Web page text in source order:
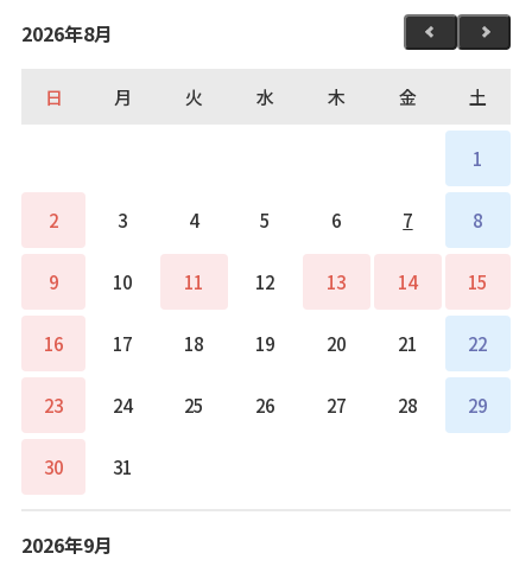
2026年8月
日 月 火 水 木 金 土
1
2 3 4 5 6 7 8
9 10 11 12 13 14 15
16 17 18 19 20 21 22
23 24 25 26 27 28 29
30 31
2026年9月